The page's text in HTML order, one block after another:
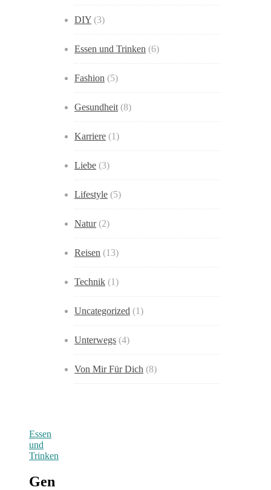
DIY (3)
Essen und Trinken (6)
Fashion (5)
Gesundheit (8)
Karriere (1)
Liebe (3)
Lifestyle (5)
Natur(2)
Reisen (13)
Technik (1)
Uncategorized (1)
Unterwegs (4)
Von Mir Für Dich (8)
Essen
und
Trinken
Gen